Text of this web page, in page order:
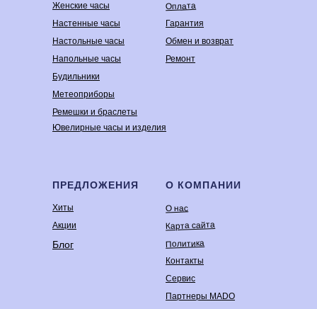
Женские часы
Настенные часы
Настольные часы
Напольные часы
Будильники
Метеоприборы
Ремешки и браслеты
Ювелирные часы и изделия
ПРЕДЛОЖЕНИЯ
Хиты
Акции
Блог
Оплата
Гарантия
Обмен и возврат
Ремонт
О КОМПАНИИ
О нас
Карта сайта
Политика
Контакты
Сервис
Партнеры MADO